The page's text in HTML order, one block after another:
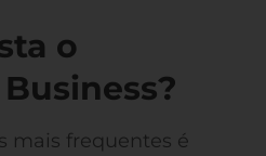
o
mais frequentes é